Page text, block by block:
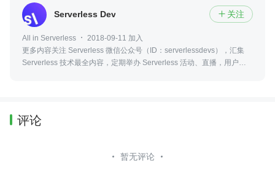
Serverless Devs  关注
All in Serverless
2018-09-11 加入
更多内容关注 Serverless 微信公众号（ID：serverlessdevs），汇集
Serverless 技术最全内容，定期举办 Serverless 活动、直播，用户最
评论
暂无评论